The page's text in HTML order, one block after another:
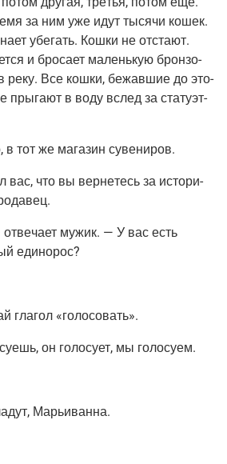
за ним уже идут тыся­чи кошек.
убе­гать. Кош­ки не отста­ют.
и бро­са­ет малень­кую брон­зо­
реку. Все кош­ки, бежав­шие до это­
пры­га­ют в воду вслед за ста­ту­эт­
в тот же мага­зин сувениров.
что вы вер­не­тесь за исто­ри­
мужик. — У вас есть
единорос?
гла­гол «голо­со­вать».
он голо­су­ет, мы голосуем.
Марьиванна.